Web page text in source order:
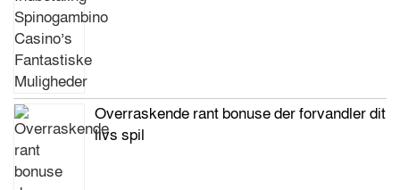
Overraskende rant bonuse der forvandler dit
livs spil